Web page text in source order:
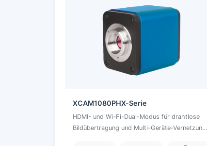
XCAM1080PHX-Serie
HDMI- und Wi-Fi-Dual-Modus für drahtlose
Bildübertragung und Multi-Geräte-Vernetzung